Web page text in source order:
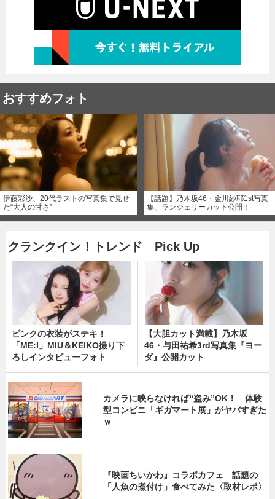
おすすめフォト
伊藤彩沙、20代ラストの写真集で見せ
た“大人の甘さ”
【話題】乃木坂46・金川紗耶1st写真
集、ランジェリーカット公開！
クランクイン！トレンド Pick Up
ピンクの衣装がステキ！
「ME:I」MIU＆KEIKO撮り下
ろしインタビューフォト
【大胆カット満載】乃木坂
46・与田祐希3rd写真集『ヨー
ダ』公開カット
カメラに映らなければ“盗み”OK！ 体験
型コンビニ「ギガマート展」がヤバすぎた
ｗ
『映画ちいかわ』コラボカフェ 話題の
「人魚の煮付け」食べてみた〈取材レポ〉